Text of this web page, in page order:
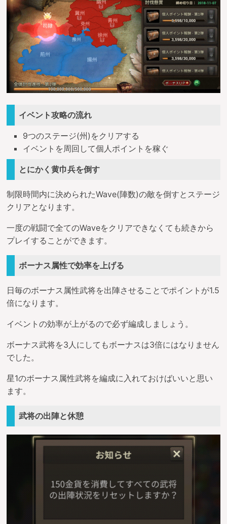
イベント攻略の流れ
9つのステージ(州)をクリアする
イベントを周回して個人ポイントを稼ぐ
とにかく黄巾兵を倒す
制限時間内に決められたWave(陣数)の敵を倒すとステージ
クリアとなります。
一度の戦闘で全てのWaveをクリアできなくても続きから
プレイすることができます。
ボーナス属性で効率を上げる
日毎のボーナス属性武将を出陣させることでポイントが1.5
倍になります。
イベントの効率が上がるので必ず編成しましょう。
ボーナス武将を3人にしてもボーナスは3倍にはなりません
でした。
星1のボーナス属性武将を編成に入れておけばいいと思い
ます。
武将の出陣と休憩